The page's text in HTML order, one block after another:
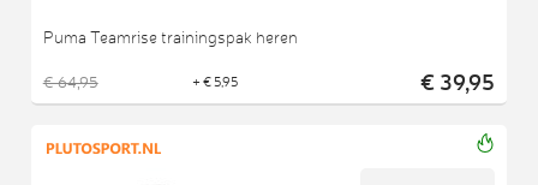
Puma Teamrise trainingspak heren
€ 64,95 + € 5,95 € 39,95